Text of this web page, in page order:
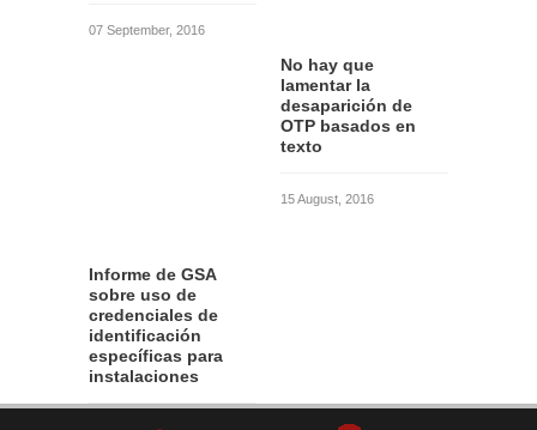
07 September, 2016
No hay que
lamentar la
desaparición de
OTP basados en
texto
15 August, 2016
Informe de GSA
sobre uso de
credenciales de
identificación
específicas para
instalaciones